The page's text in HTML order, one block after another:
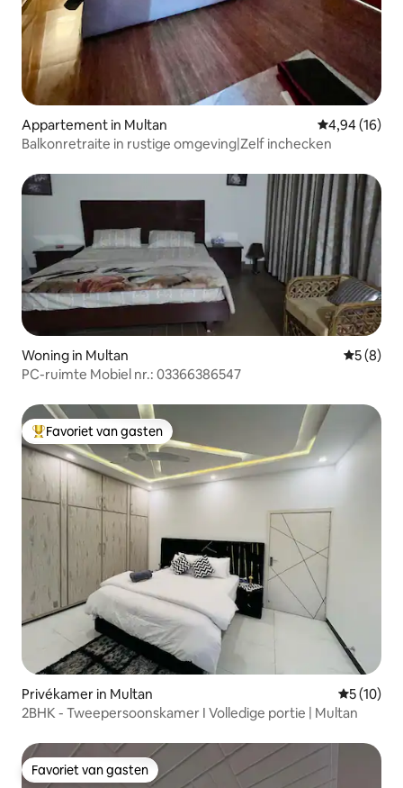
Appartement in Multan Gemiddelde
4,94 (16)
Balkonretraite in rustige omgeving|Zelf inchecken
Woning in Multan
5 (8)
PC-ruimte Mobiel nr.: 03366386547
Topfavoriet van gasten
Favoriet van gasten
Privékamer in Multan
5 (10)
2BHK - Tweepersoonskamer I Volledige portie | Multan
Favoriet van gasten
Favoriet van gasten